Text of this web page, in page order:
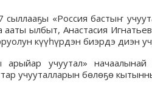
сыллааҕы «Россия бастыҥ
ааты ылбыт, Анастасия
күүһүрдэн биэрдэ диэн
арыйар учуутал»
учууталларын бөлөҕө